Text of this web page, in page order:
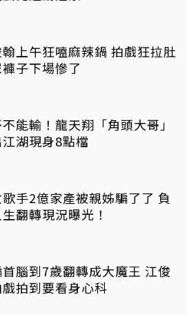
午狂嗑麻辣鍋 拍戲狂拉肚
子下場慘了
能輸！龍天翔「角頭大哥」
湖現身8點檔
手2億家產被親姊騙了了 負
翻轉現況曝光！
腦到7歲翻轉成大魔王 江俊
拍到要看身心科